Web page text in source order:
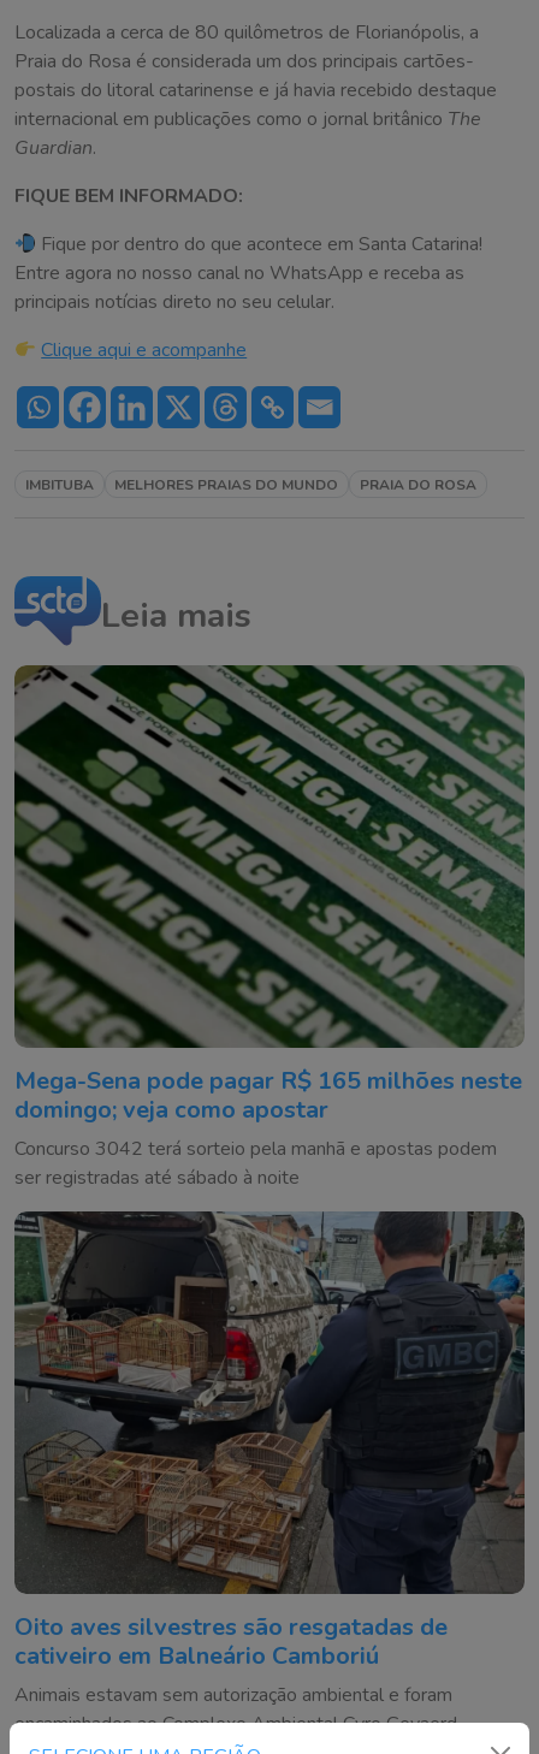
Localizada a cerca de 80 quilômetros de Florianópolis, a
Praia do Rosa é considerada um dos principais cartões-
postais do litoral catarinense e já havia recebido destaque
internacional em publicações como o jornal britânico The
Guardian.
FIQUE BEM INFORMADO:
Fique por dentro do que acontece em Santa Catarina!
Entre agora no nosso canal no WhatsApp e receba as
principais notícias direto no seu celular.
Clique aqui e acompanhe
IMBITUBA MELHORES PRAIAS DO MUNDO PRAIA DO ROSA
Leia mais
Mega-Sena pode pagar R$ 165 milhões neste
domingo; veja como apostar
Concurso 3042 terá sorteio pela manhã e apostas podem
ser registradas até sábado à noite
Oito aves silvestres são resgatadas de
cativeiro em Balneário Camboriú
Animais estavam sem autorização ambiental e foram
encaminhados ao Complexo Ambiental Cyro Gevaerd